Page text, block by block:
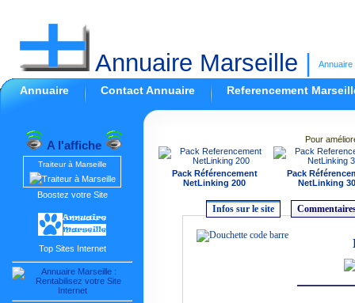
Annuaire Marseille Annuaire
Annuaire Contact Annuaire Referencement
A l'affiche
Traiteur à Marseille
Boostez votre Site
Top Sites Internet
Pour
Pack Référencement
NetLinking 200
Pack
NetLinking
Infos sur le site